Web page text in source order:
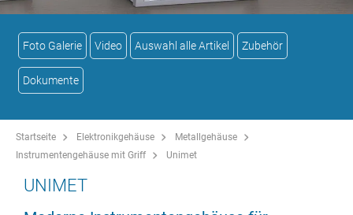
Foto Galerie Video Auswahl alle Artikel Zubehör
Dokumente
Startseite Elektronikgehäuse
Metallgehäuse
Instrumentengehäuse mit Griff
Unimet
UNIMET